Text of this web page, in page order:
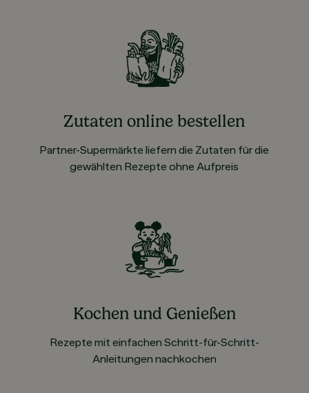
Zutaten online bestellen
Partner-Supermärkte liefern die Zutaten für die
gewählten Rezepte ohne Aufpreis
Kochen und Genießen
Rezepte mit einfachen Schritt-für-Schritt-
Anleitungen nachkochen